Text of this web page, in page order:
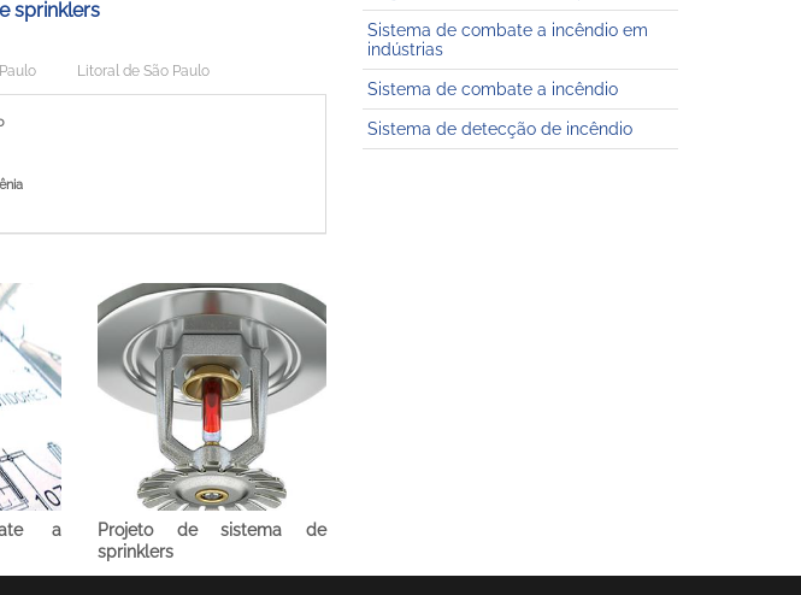
sprinklers
Litoral de São Paulo
a
Projeto de sistema de
sprinklers
Sistema de combate a incêndio em
indústrias
Sistema de combate a incêndio
Sistema de detecção de incêndio